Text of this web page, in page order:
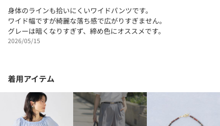
身体のラインも拾いにくいワイドパンツです。
ワイド幅ですが綺麗な落ち感で広がりすぎません。
グレーは暗くなりすぎず、締め色にオススメです。
2026/05/15
着用アイテム